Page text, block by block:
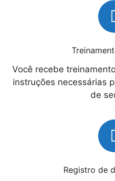
Você recebe
instruções necessárias
de
Registro de